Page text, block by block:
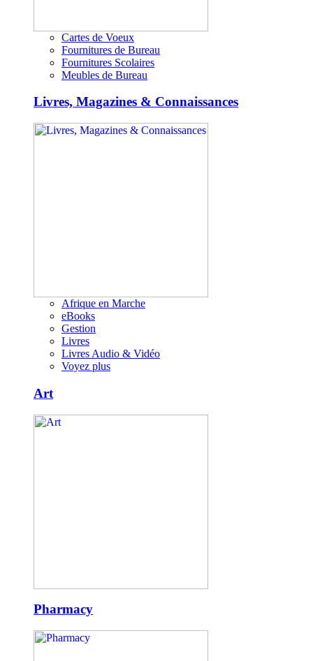
Cartes de Voeux
Fournitures de Bureau
Fournitures Scolaires
Meubles de Bureau
Livres, Magazines & Connaissances
Afrique en Marche
eBooks
Gestion
Livres
Livres Audio & Vidéo
Voyez plus
Art
Pharmacy